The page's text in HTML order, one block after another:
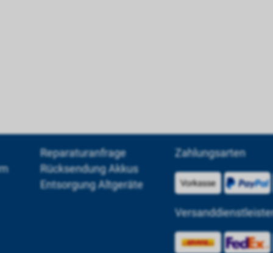
Reparaturanfrage
Rücksendung Akkus
Entsorgung Altgeräte
Zahlungsarten